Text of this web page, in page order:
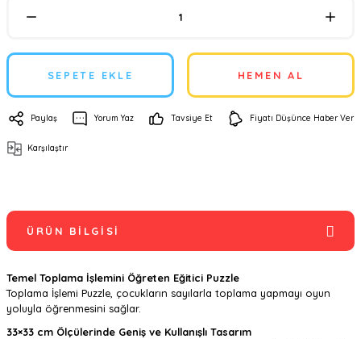
SEPETE EKLE HEMEN AL
Paylaş Yorum Yaz Tavsiye Et Fiyatı Düşünce Haber Ver
Karşılaştır
ÜRÜN BILGISI
Temel Toplama İşlemini Öğreten Eğitici Puzzle
Toplama İşlemi Puzzle, çocukların sayılarla toplama yapmayı oyun
yoluyla öğrenmesini sağlar.
33×33 cm Ölçülerinde Geniş ve Kullanışlı Tasarım